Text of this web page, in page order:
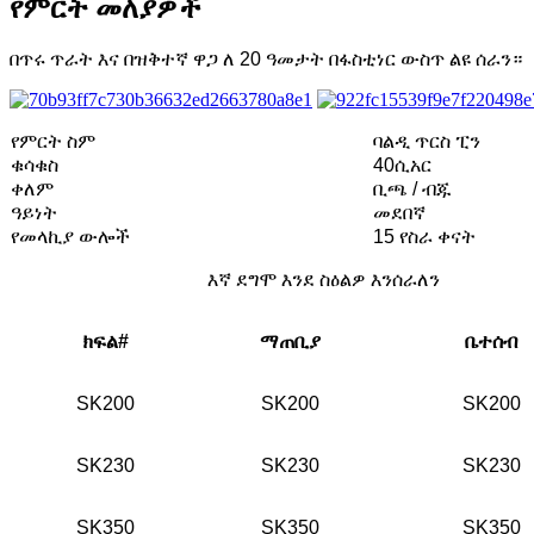
የምርት መለያዎች
በጥሩ ጥራት እና በዝቅተኛ ዋጋ ለ 20 ዓመታት በፋስቲነር ውስጥ ልዩ ሰራን።
የምርት ስም
ባልዲ ጥርስ ፒን
ቁሳቁስ
40ሲአር
ቀለም
ቢጫ / ብጁ
ዓይነት
መደበኛ
የመላኪያ ውሎች
15 የስራ ቀናት
እኛ ደግሞ እንደ ስዕልዎ እንሰራለን
ክፍል# ማጠቢያ ቤተሰብ
SK200 SK200 SK200
SK230 SK230 SK230
SK350 SK350 SK350